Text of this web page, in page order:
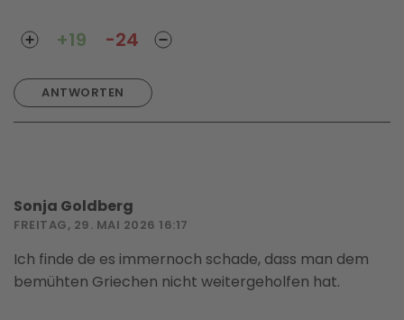
ANTWORTEN
+19 -24
Sonja Goldberg
FREITAG, 29. MAI 2026 16:17
Ich finde de es immernoch schade, dass man dem
bemühten Griechen nicht weitergeholfen hat.